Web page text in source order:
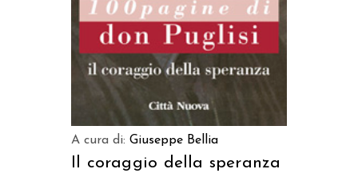
A cura di: Giuseppe Bellia
Il coraggio della speranza